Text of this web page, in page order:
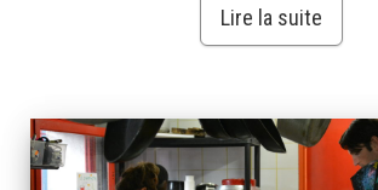
Lire la suite